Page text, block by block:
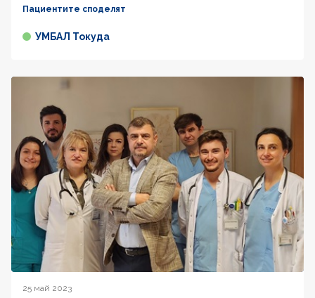
Пациентите споделят
УМБАЛ Токуда
25 май 2023